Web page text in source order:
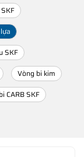
SKF
Vòng bi kim
CARB SKF